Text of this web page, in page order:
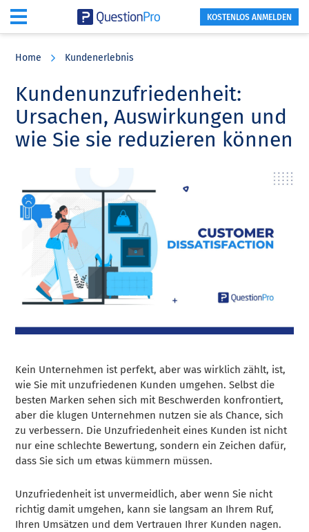
content
sidebar
KOSTENLOS ANMELDEN
Home Kundenerlebnis
Kundenunzufriedenheit:
Ursachen, Auswirkungen und
wie Sie sie reduzieren können
Kein Unternehmen ist perfekt, aber was wirklich zählt, ist,
wie Sie mit unzufriedenen Kunden umgehen. Selbst die
besten Marken sehen sich mit Beschwerden konfrontiert,
aber die klugen Unternehmen nutzen sie als Chance, sich
zu verbessern. Die Unzufriedenheit eines Kunden ist nicht
nur eine schlechte Bewertung, sondern ein Zeichen dafür,
dass Sie sich um etwas kümmern müssen.
Unzufriedenheit ist unvermeidlich, aber wenn Sie nicht
richtig damit umgehen, kann sie langsam an Ihrem Ruf,
Ihren Umsätzen und dem Vertrauen Ihrer Kunden nagen.